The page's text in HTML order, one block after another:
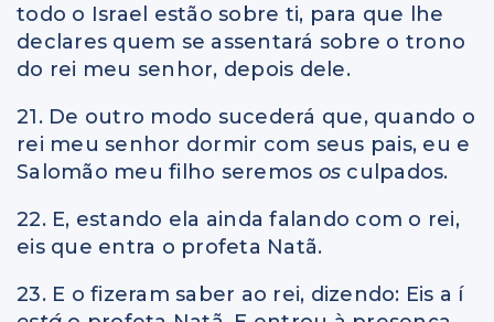
todo o Israel estão sobre ti, para que lhe
declares quem se assentará sobre o trono
do rei meu senhor, depois dele.
21. De outro modo sucederá que, quando o
rei meu senhor dormir com seus pais, eu e
Salomão meu filho seremos os culpados.
22. E, estando ela ainda falando com o rei,
eis que entra o profeta Natã.
23. E o fizeram saber ao rei, dizendo: Eis a í